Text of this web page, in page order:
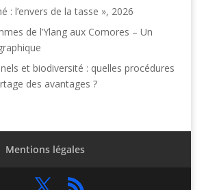
: l’envers de la tasse », 2026
de l’Ylang aux Comores – Un
et biodiversité : quelles procédures
des avantages ?
Mentions légales